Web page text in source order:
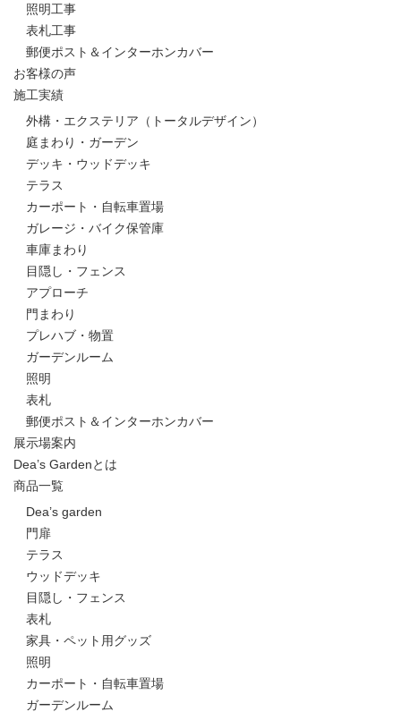
照明工事
表札工事
郵便ポスト＆インターホンカバー
お客様の声
施工実績
外構・エクステリア（トータルデザイン）
庭まわり・ガーデン
デッキ・ウッドデッキ
テラス
カーポート・自転車置場
ガレージ・バイク保管庫
車庫まわり
目隠し・フェンス
アプローチ
門まわり
プレハブ・物置
ガーデンルーム
照明
表札
郵便ポスト＆インターホンカバー
展示場案内
Dea’s Gardenとは
商品一覧
Dea’s garden
門扉
テラス
ウッドデッキ
目隠し・フェンス
表札
家具・ペット用グッズ
照明
カーポート・自転車置場
ガーデンルーム